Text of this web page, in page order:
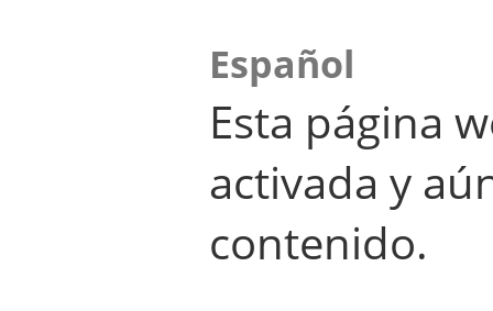
Español
Esta página
activada y
contenido.